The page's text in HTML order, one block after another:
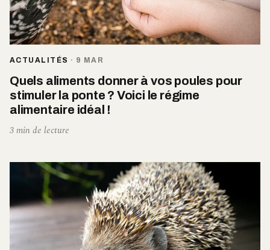
ACTUALITÉS · 9 MAR
Quels aliments donner à vos poules pour
stimuler la ponte ? Voici le régime
alimentaire idéal !
3 min de lecture